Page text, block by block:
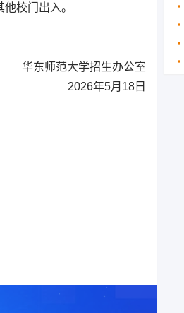
校门出入。
华东师范大学招生办公室
2026年5月18日